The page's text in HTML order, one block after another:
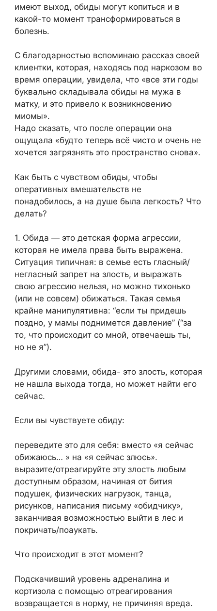
имеют выход, обиды могут копиться и в
какой-то момент трансформироваться в
болезнь.
С благодарностью вспоминаю рассказ своей
клиентки, которая, находясь под наркозом во
время операции, увидела, что «все эти годы
буквально складывала обиды на мужа в
матку, и это привело к возникновению
миомы».
Надо сказать, что после операции она
ощущала «будто теперь всё чисто и очень не
хочется загрязнять это пространство снова».
Как быть с чувством обиды, чтобы
оперативных вмешательств не
понадобилось, а на душе была легкость? Что
делать?
1. Обида — это детская форма агрессии,
которая не имела права быть выражена.
Ситуация типичная: в семье есть гласный/
негласный запрет на злость, и выражать
свою агрессию нельзя, но можно тихонько
(или не совсем) обижаться. Такая семья
крайне манипулятивна: “если ты придешь
поздно, у мамы поднимется давление” (“за
то, что происходит со мной, отвечаешь ты,
но не я”).
Другими словами, обида- это злость, которая
не нашла выхода тогда, но может найти его
сейчас.
Если вы чувствуете обиду:
переведите это для себя: вместо «я сейчас
обижаюсь… » на «я сейчас злюсь».
выразите/отреагируйте эту злость любым
доступным образом, начиная от бития
подушек, физических нагрузок, танца,
рисунков, написания письму «обидчику»,
заканчивая возможностью выйти в лес и
покричать/поаукать.
Что происходит в этот момент?
Подскачивший уровень адреналина и
кортизола с помощью отреагирования
возвращается в норму, не причиняя вреда.